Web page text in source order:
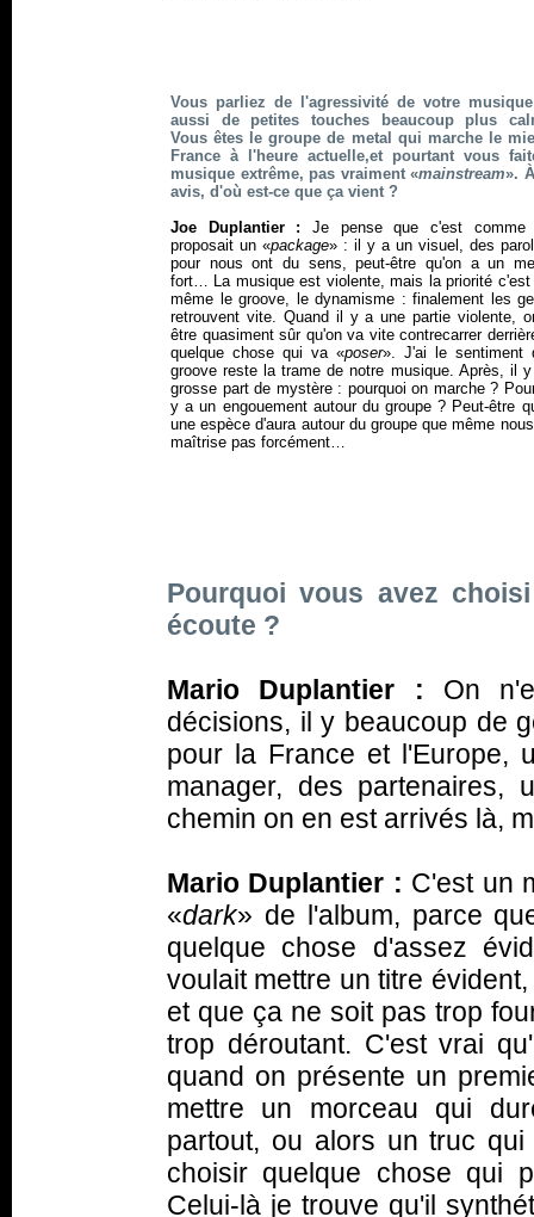
Vous parliez de l'agressivité de votre
aussi de petites touches beaucoup plus
Vous êtes le groupe de metal qui marche le
France à l'heure actuelle,et pourtant vous
musique extrême, pas vraiment «mainstream».
avis, d'où est-ce que ça vient ?
Joe Duplantier : Je pense que c'est
proposait un «package» : il y a un visuel, des
pour nous ont du sens, peut-être qu'on a un
fort… La musique est violente, mais la priorité c'est
même le groove, le dynamisme : finalement les
retrouvent vite. Quand il y a une partie violente,
être quasiment sûr qu'on va vite contrecarrer
quelque chose qui va «poser». J'ai le sentiment
groove reste la trame de notre musique. Après, il
grosse part de mystère : pourquoi on marche ?
y a un engouement autour du groupe ? Peut-être
une espèce d'aura autour du groupe que même
maîtrise pas forcément…
Pourquoi vous avez
écoute ?
Mario Duplantier : On
décisions, il y beaucoup de
pour la France et l'Europe,
manager, des
chemin on en est arrivés là,
Mario Duplantier : C'est un
«dark» de l'album, parce
quelque chose d'assez
voulait mettre un titre
et que ça ne soit pas trop
trop déroutant. C'est vrai
quand on présente un
mettre un morceau qui
partout, ou alors un truc
choisir quelque chose qui
Celui-là je trouve qu'il